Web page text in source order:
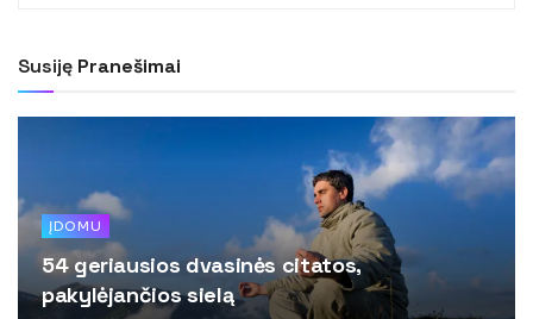
Susiję Pranešimai
ĮDOMU
54 geriausios dvasinės citatos,
pakylėjančios sielą